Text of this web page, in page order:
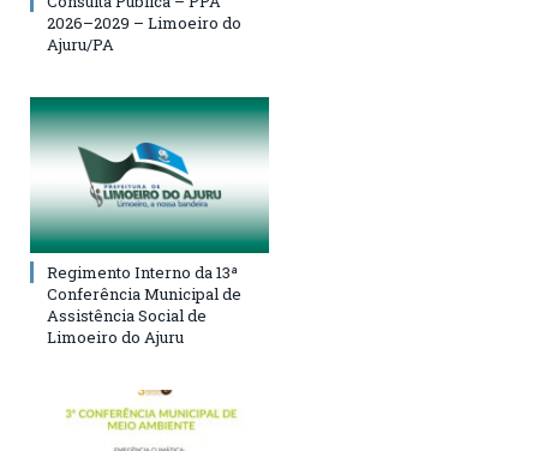
2026–2029 – Limoeiro do
Ajuru/PA
Regimento Interno da 13ª
Conferência Municipal de
Assistência Social de
Limoeiro do Ajuru